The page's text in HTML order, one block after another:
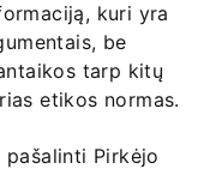
kuri yra
be
tarp kitų
etikos normas.
Pirkėjo